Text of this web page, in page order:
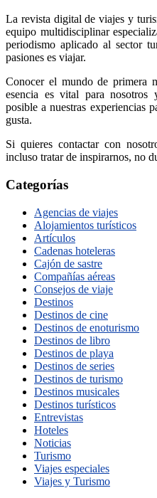
La revista digital de viajes y
equipo multidisciplinar
periodismo aplicado al sector
pasiones es viajar.
Conocer el mundo de primera
esencia es vital para nosotros
posible a nuestras experiencias
gusta.
Si quieres contactar con
incluso tratar de inspirarnos, no
Categorías
Agencias de viajes
Alojamientos turísticos
Artículos
Cadenas hoteleras
Cajón de sastre
Compañías aéreas
Consejos de viaje
Destinos
Destinos de cine
Destinos de enoturismo
Destinos de libro
Destinos de playa
Destinos de series
Destinos de turismo
Destinos musicales
Destinos turísticos
Entrevistas
Hoteles
Noticias
Turismo
Viajes especiales
Viajes y Turismo